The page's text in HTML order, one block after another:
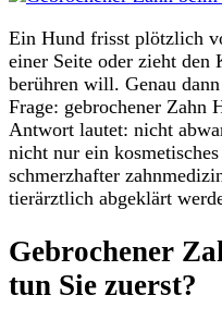
Ein Hund frisst plötzlich
einer Seite oder zieht
berühren will. Genau
Frage: gebrochener Zahn
Antwort lautet: nicht
nicht nur ein
schmerzhafter
tierärztlich abgeklärt
Gebrochener
tun Sie zuerst?